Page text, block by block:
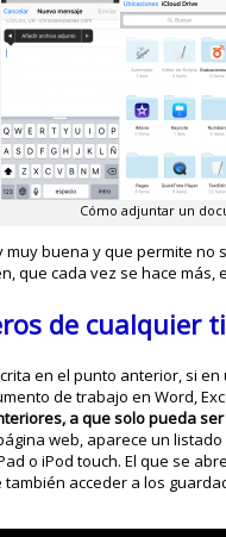
Cómo adjuntar un
muy buena y que permite
que cada vez se hace
de cualquier
en el punto anterior, si
de trabajo en Word,
a que solo pueda
web, aparece un
o iPod touch. El que se
acceder a los